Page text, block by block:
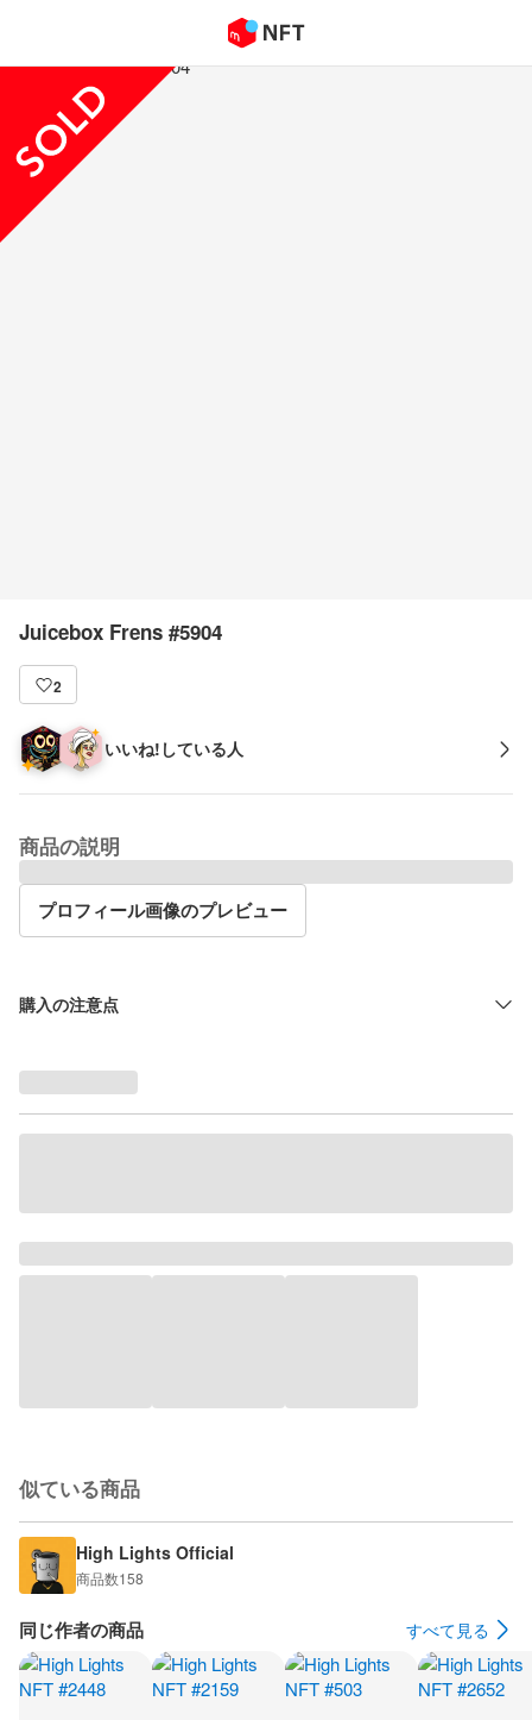
Juicebox Frens #5904
2
いいね!している人
商品の説明
プロフィール画像のプレビュー
購入の注意点
似ている商品
High Lights Official
商品数158
同じ作者の商品 すべて見る